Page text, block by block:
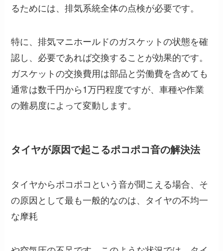
るためには、排気系統全体の点検が必要です。
特に、排気マニホールドのガスケットの状態を確
認し、必要であれば交換することが効果的です。
ガスケットの交換費用は部品と労働費を含めても
通常は数千円から1万円程度ですが、車種や作業
の難易度によって変動します。
タイヤが原因で起こるポコポコ音の解決法
タイヤからポコポコという音が聞こえる場合、そ
の原因として最も一般的なのは、タイヤの不均一
な摩耗